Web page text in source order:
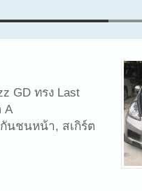
GD ทรง Last
A
นชนหน้า, สเกิร์ต